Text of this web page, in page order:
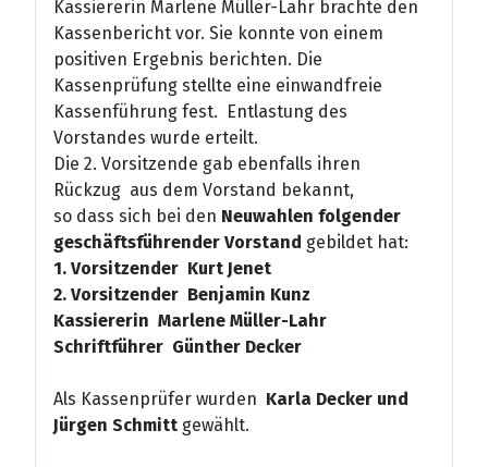
Kassiererin Marlene Müller-Lahr brachte den
Kassenbericht vor. Sie konnte von einem
positiven Ergebnis berichten. Die
Kassenprüfung stellte eine einwandfreie
Kassenführung fest. Entlastung des
Vorstandes wurde erteilt.
Die 2. Vorsitzende gab ebenfalls ihren
Rückzug aus dem Vorstand bekannt,
so dass sich bei den Neuwahlen folgender
geschäftsführender Vorstand gebildet hat:
1. Vorsitzender Kurt Jenet
2. Vorsitzender Benjamin Kunz
Kassiererin Marlene Müller-Lahr
Schriftführer Günther Decker
Als Kassenprüfer wurden Karla Decker und
Jürgen Schmitt gewählt.